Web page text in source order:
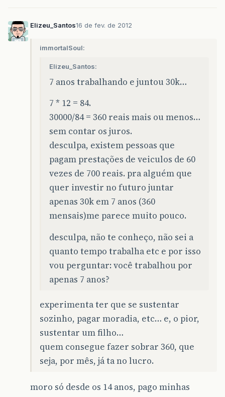
Elizeu_Santos16 de fev. de 2012
immortalSoul:
Elizeu_Santos:
7 anos trabalhando e juntou 30k…
7 * 12 = 84.
30000/84 = 360 reais mais ou menos…
sem contar os juros.
desculpa, existem pessoas que
pagam prestações de veiculos de 60
vezes de 700 reais. pra alguém que
quer investir no futuro juntar
apenas 30k em 7 anos (360
mensais)me parece muito pouco.
desculpa, não te conheço, não sei a
quanto tempo trabalha etc e por isso
vou perguntar: você trabalhou por
apenas 7 anos?
experimenta ter que se sustentar
sozinho, pagar moradia, etc… e, o pior,
sustentar um filho…
quem consegue fazer sobrar 360, que
seja, por mês, já ta no lucro.
moro só desde os 14 anos, pago minhas